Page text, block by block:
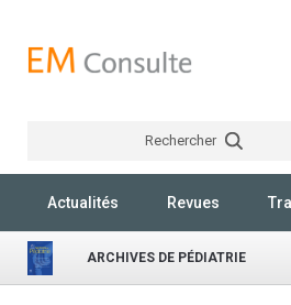
Rechercher
Actualités Revues
ARCHIVES DE PÉDIATRIE